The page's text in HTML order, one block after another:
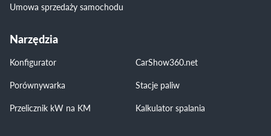
Umowa sprzedaży samochodu
Narzędzia
Konfigurator
CarShow360.net
Porównywarka
Stacje paliw
Przelicznik kW na KM
Kalkulator spalania